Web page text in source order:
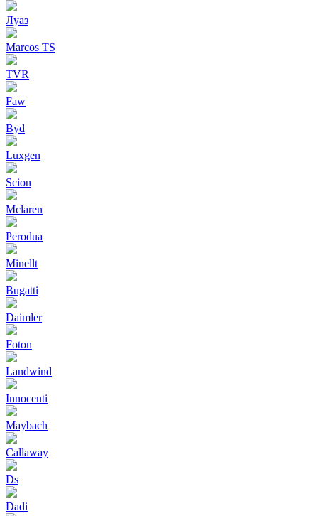
Луаз
Marcos TS
TVR
Faw
Byd
Luxgen
Scion
Mclaren
Perodua
Minellt
Bugatti
Daimler
Foton
Landwind
Innocenti
Maybach
Callaway
Ds
Dadi